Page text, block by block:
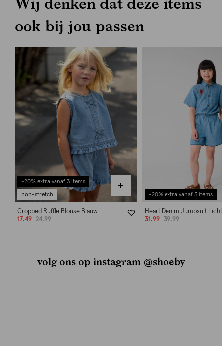
ook bij jou passen
-20% extra vanaf 3 items
non-stretch
Cropped Ruffle Blouse Blauw
17.49
24.99
-20% extra vanaf 3 items
Heart Denim Jumpsuit
31.99
39.99
volg ons op instagram @shoeby